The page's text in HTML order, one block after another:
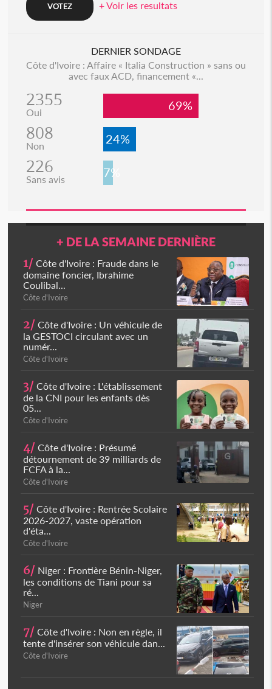
+ Voir les resultats
DERNIER SONDAGE
Côte d'Ivoire : Affaire « Italia Construction » sans ou
avec faux ACD, financement «...
2355
Oui 69%
808
Non 24%
226
Sans avis 7%
+ DE LA SEMAINE DERNIÈRE
1/ Côte d'Ivoire : Fraude dans le
domaine foncier, Ibrahime
Coulibal...
Côte d'Ivoire
2/ Côte d'Ivoire : Un véhicule de
la GESTOCI circulant avec un
numér...
Côte d'Ivoire
3/ Côte d'Ivoire : L'établissement
de la CNI pour les enfants dès
05...
Côte d'Ivoire
4/ Côte d'Ivoire : Présumé
détournement de 39 milliards de
FCFA à la...
Côte d'Ivoire
5/ Côte d'Ivoire : Rentrée Scolaire
2026-2027, vaste opération
d'éta...
Côte d'Ivoire
6/ Niger : Frontière Bénin-Niger,
les conditions de Tiani pour sa
ré...
Niger
7/ Côte d'Ivoire : Non en règle, il
tente d'insérer son véhicule dan...
Côte d'Ivoire